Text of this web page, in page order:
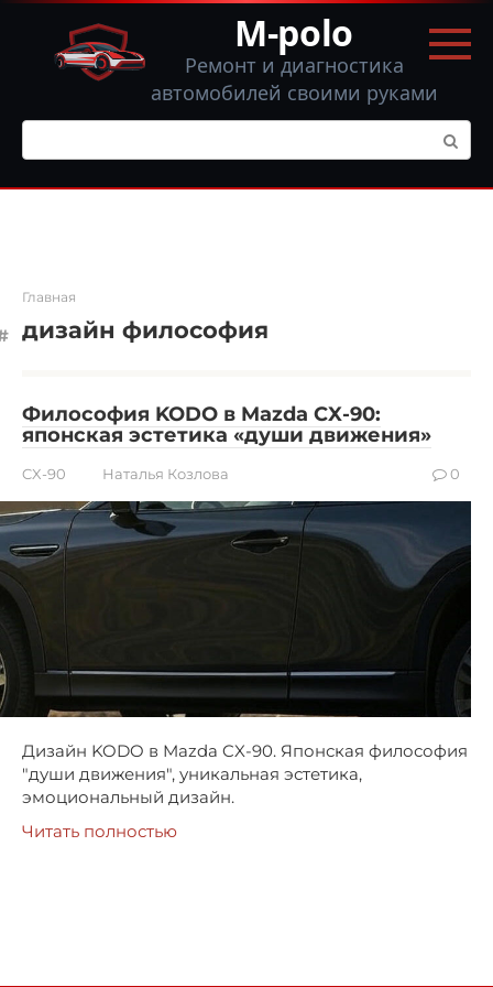
Перейти
контенту
M-polo
Ремонт и диагностика
автомобилей своими руками
Поиск:
Главная
дизайн философия
Философия KODO в Mazda CX-90:
японская эстетика «души движения»
CX-90 Наталья Козлова 0
Дизайн KODO в Mazda CX-90. Японская философия
"души движения", уникальная эстетика,
эмоциональный дизайн.
Читать полностью